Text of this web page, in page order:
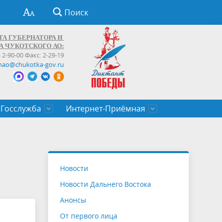
Поиск
ГУБЕРНАТОРА И
ЧУКОТСКОГО АО:
2-90-00 Факс: 2-29-19
gov.ru
Госслужба
служащих Чукотского автономного
Интернет-Приёмная
Новости
Новости Дальнего Востока
Анонсы
От первого лица